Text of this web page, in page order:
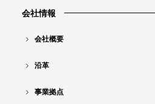
会社情報
会社概要
沿革
事業拠点